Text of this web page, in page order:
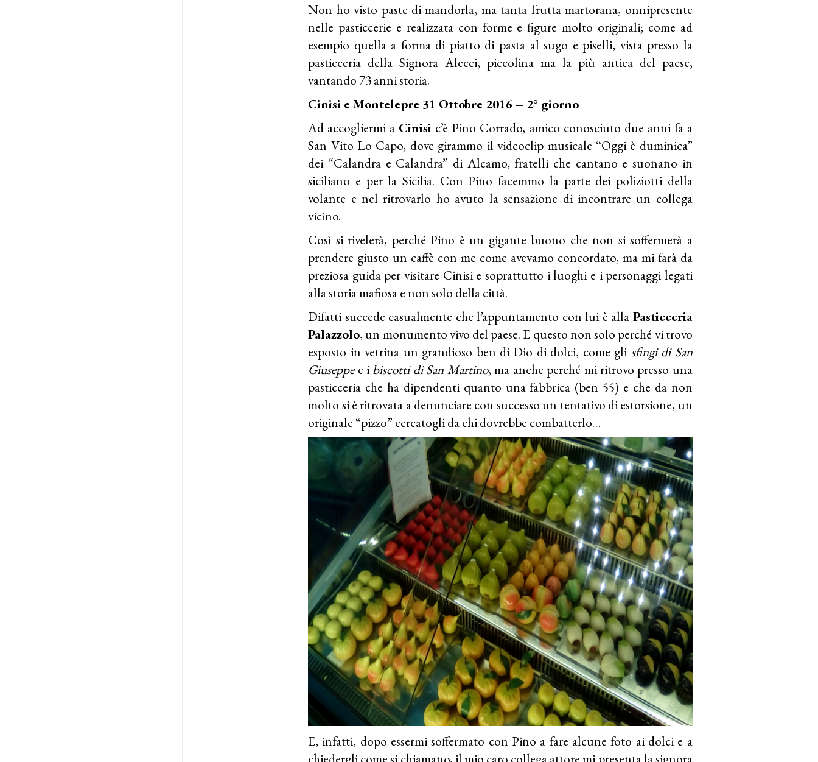
Non ho visto paste di mandorla, ma tanta frutta martorana, onnipresente
nelle pasticcerie e realizzata con forme e figure molto originali; come ad
esempio quella a forma di piatto di pasta al sugo e piselli, vista presso la
pasticceria della Signora Alecci, piccolina ma la più antica del paese,
vantando 73 anni storia.
Cinisi e Montelepre 31 Ottobre 2016 – 2° giorno
Ad accogliermi a Cinisi c’è Pino Corrado, amico conosciuto due anni fa a
San Vito Lo Capo, dove girammo il videoclip musicale “Oggi è duminica”
dei “Calandra e Calandra” di Alcamo, fratelli che cantano e suonano in
siciliano e per la Sicilia. Con Pino facemmo la parte dei poliziotti della
volante e nel ritrovarlo ho avuto la sensazione di incontrare un collega
vicino.
Così si rivelerà, perché Pino è un gigante buono che non si soffermerà a
prendere giusto un caffè con me come avevamo concordato, ma mi farà da
preziosa guida per visitare Cinisi e soprattutto i luoghi e i personaggi legati
alla storia mafiosa e non solo della città.
Difatti succede casualmente che l’appuntamento con lui è alla Pasticceria
Palazzolo, un monumento vivo del paese. E questo non solo perché vi trovo
esposto in vetrina un grandioso ben di Dio di dolci, come gli sfingi di San
Giuseppee ibiscotti di San Martino, ma anche perché mi ritrovo presso una
pasticceria che ha dipendenti quanto una fabbrica (ben 55) e che da non
molto si è ritrovata a denunciare con successo un tentativo di estorsione, un
originale “pizzo” cercatogli da chi dovrebbe combatterlo…
E, infatti, dopo essermi soffermato con Pino a fare alcune foto ai dolci e a
chiedergli come si chiamano, il mio caro collega attore mi presenta la signora